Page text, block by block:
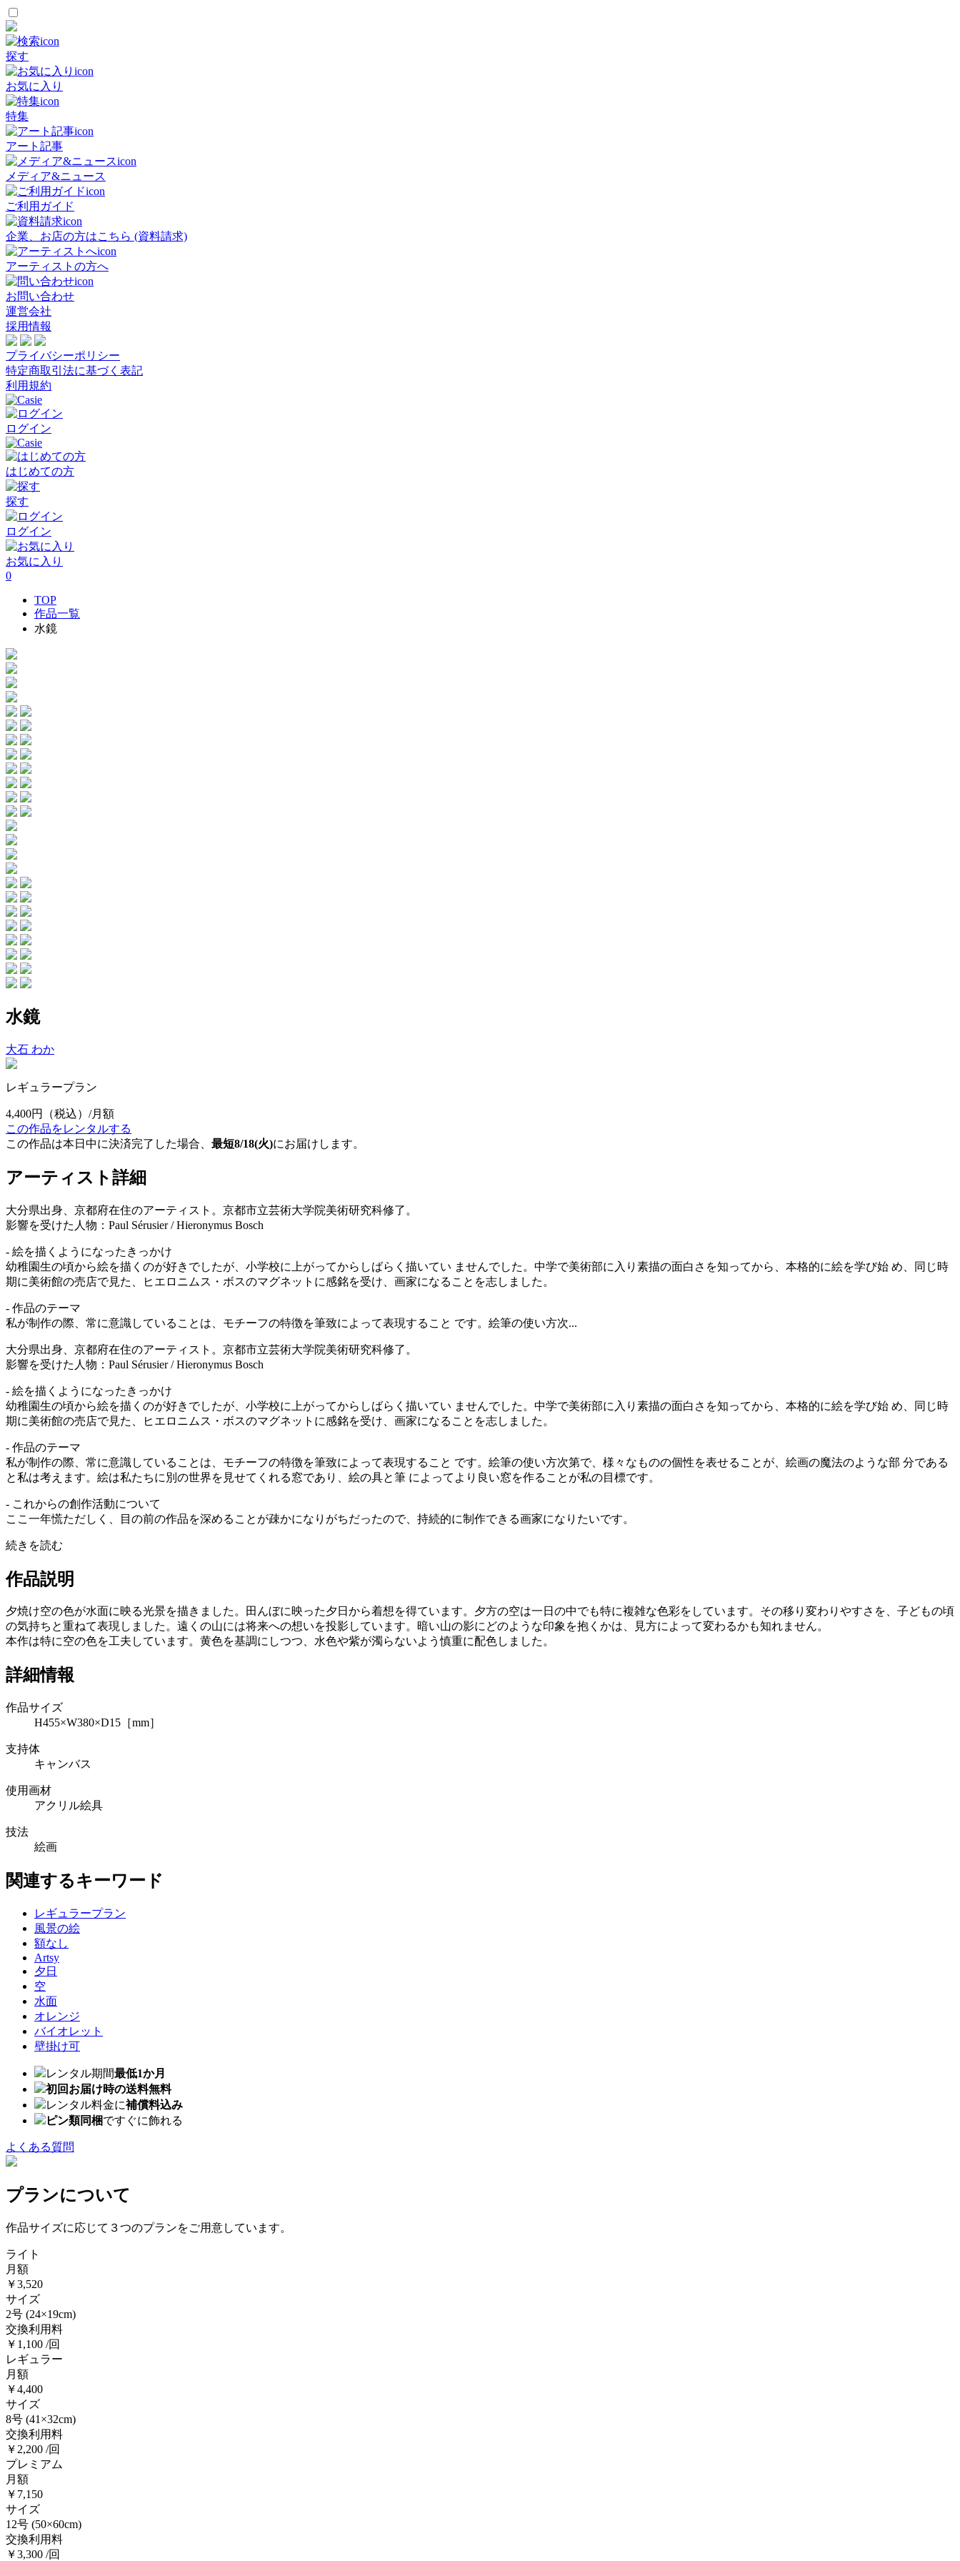
探す
お気に入り
特集
アート記事
メディア&ニュース
ご利用ガイド
企業、お店の方はこちら (資料請求)
アーティストの方へ
お問い合わせ
運営会社
採用情報
プライバシーポリシー
特定商取引法に基づく表記
利用規約
ログイン
はじめての方
探す
ログイン
お気に入り
0
TOP
作品一覧
水鏡
水鏡
大石 わか
レギュラープラン
4,400円
（税込）/月額
この作品をレンタルする
この作品は本日中に決済完了した場合、 最短8/18(火)にお届けします。
アーティスト詳細
大分県出身、京都府在住のアーティスト。京都市立芸術大学院美術研究科修了。
影響を受けた人物：Paul Sérusier / Hieronymus Bosch
- 絵を描くようになったきっかけ
幼稚園生の頃から絵を描くのが好きでしたが、小学校に上がってからしばらく描いてい ませんでした。中学で美術部に入り素描の面白さを知ってから、本格的に絵を学び始 め、同じ時
期に美術館の売店で見た、ヒエロニムス・ボスのマグネットに感銘を受け、画家になることを志しました。
- 作品のテーマ
私が制作の際、常に意識していることは、モチーフの特徴を筆致によって表現すること です。絵筆の使い方次...
大分県出身、京都府在住のアーティスト。京都市立芸術大学院美術研究科修了。
影響を受けた人物：Paul Sérusier / Hieronymus Bosch
- 絵を描くようになったきっかけ
幼稚園生の頃から絵を描くのが好きでしたが、小学校に上がってからしばらく描いてい ませんでした。中学で美術部に入り素描の面白さを知ってから、本格的に絵を学び始 め、同じ時
期に美術館の売店で見た、ヒエロニムス・ボスのマグネットに感銘を受け、画家になることを志しました。
- 作品のテーマ
私が制作の際、常に意識していることは、モチーフの特徴を筆致によって表現すること です。絵筆の使い方次第で、様々なものの個性を表せることが、絵画の魔法のような部 分である
と私は考えます。絵は私たちに別の世界を見せてくれる窓であり、絵の具と筆 によってより良い窓を作ることが私の目標です。
- これからの創作活動について
ここ一年慌ただしく、目の前の作品を深めることが疎かになりがちだったので、持続的に制作できる画家になりたいです。
続きを読む
作品説明
夕焼け空の色が水面に映る光景を描きました。田んぼに映った夕日から着想を得ています。夕方の空は一日の中でも特に複雑な色彩をしています。その移り変わりやすさを、子どもの頃
の気持ちと重ねて表現しました。遠くの山には将来への想いを投影しています。暗い山の影にどのような印象を抱くかは、見方によって変わるかも知れません。
本作は特に空の色を工夫しています。黄色を基調にしつつ、水色や紫が濁らないよう慎重に配色しました。
詳細情報
作品サイズ
H455×W380×D15［mm］
支持体
キャンバス
使用画材
アクリル絵具
技法
絵画
関連するキーワード
レギュラープラン
風景の絵
額なし
Artsy
夕日
空
水面
オレンジ
バイオレット
壁掛け可
レンタル期間最低1か月
初回お届け時の送料無料
レンタル料金に補償料込み
ピン類同梱ですぐに飾れる
よくある質問
プランについて
作品サイズに応じて３つのプランをご用意しています。
ライト
月額
￥3,520
サイズ
2号 (24×19cm)
交換利用料
￥1,100 /回
レギュラー
月額
￥4,400
サイズ
8号 (41×32cm)
交換利用料
￥2,200 /回
プレミアム
月額
￥7,150
サイズ
12号 (50×60cm)
交換利用料
￥3,300 /回